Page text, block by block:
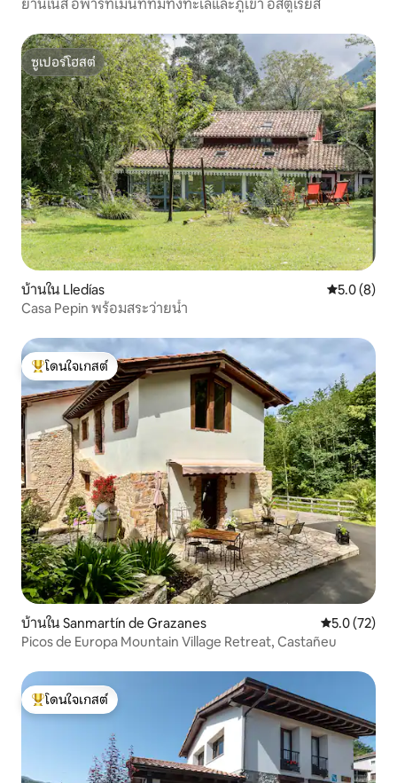
ยานเนส อพาร์ทเมนท์ที่มีทั้งทะเลและภูเขา อัสตูเรียส
ซูเปอร์โฮสต์
ซูเปอร์โฮสต์
บ้านใน Lledías คะแนนเฉลี่
5.0 (8)
Casa Pepin พร้อมสระว่ายน้ำ
โดนใจเกสต์ที่สุด
โดนใจเกสต์
บ้านใน Sanmartín de Grazanes คะแนนเฉลี่ย
5.0 (72)
Picos de Europa Mountain Village Retreat, Castañeu
โดนใจเกสต์ที่สุด
โดนใจเกสต์